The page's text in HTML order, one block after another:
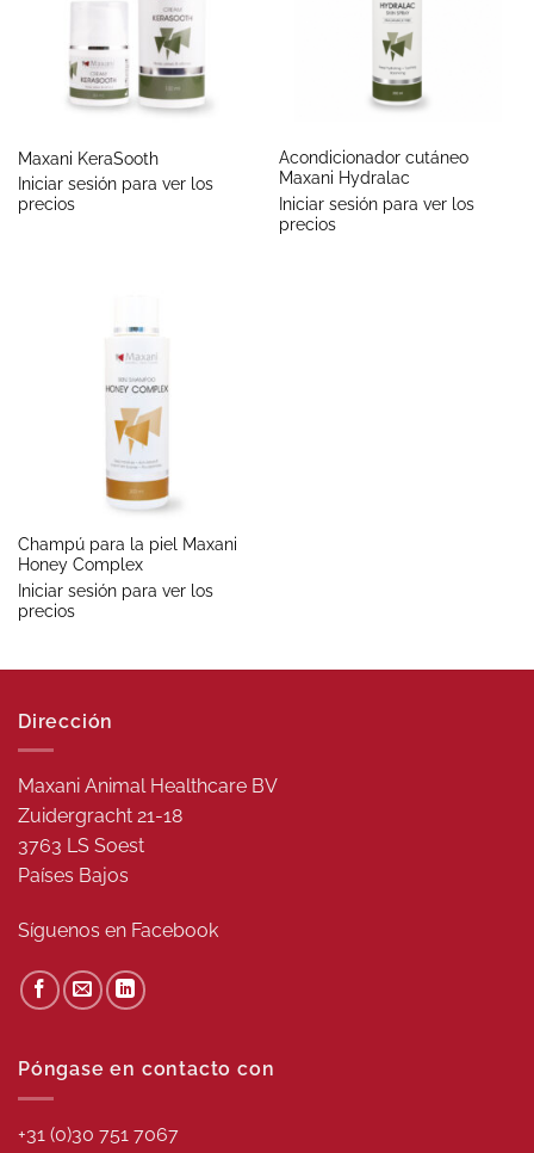
Maxani KeraSooth
Iniciar sesión para ver los
precios
Acondicionador cutáneo
Maxani Hydralac
Iniciar sesión para ver los
precios
Champú para la piel Maxani
Honey Complex
Iniciar sesión para ver los
precios
Dirección
Maxani Animal Healthcare BV
Zuidergracht 21-18
3763 LS Soest
Países Bajos
Síguenos en Facebook
Póngase en contacto con
+31 (0)30 751 7067